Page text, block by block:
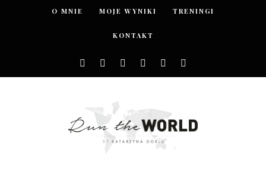
O MNIE MOJE WYNIKI TRENINGI
KONTAKT